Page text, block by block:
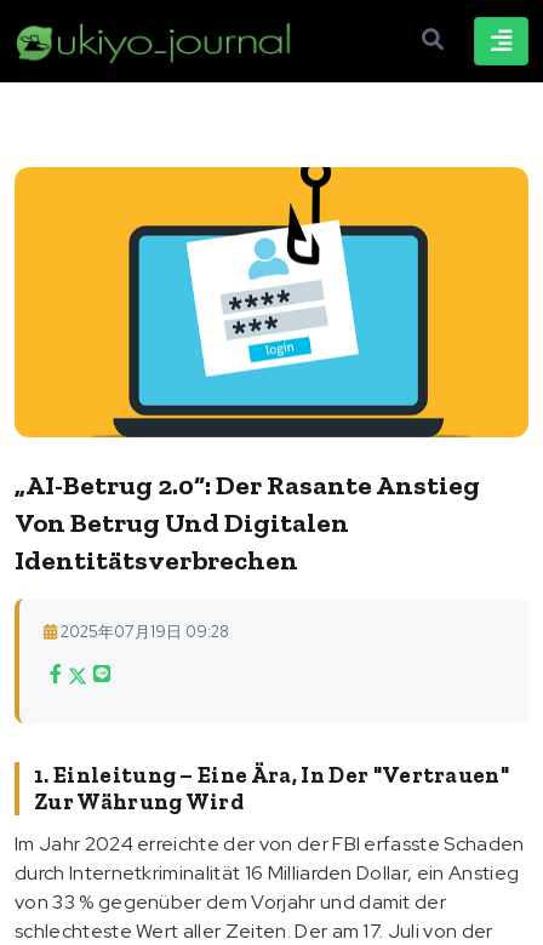
„AI-Betrug 2.0“: Der Rasante Anstieg
Von Betrug Und Digitalen
Identitätsverbrechen
2025年07月19日 09:28
1. Einleitung – Eine Ära, In Der "Vertrauen"
Zur Währung Wird
Im Jahr 2024 erreichte der von der FBI erfasste Schaden
durch Internetkriminalität 16 Milliarden Dollar, ein Anstieg
von 33 % gegenüber dem Vorjahr und damit der
schlechteste Wert aller Zeiten. Der am 17. Juli von der